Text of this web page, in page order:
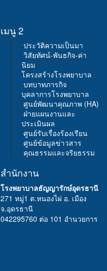
เมนู 2
ประวัติความเป็นมา
วิสัยทัศน์-พันธกิจ-ค่า
นิยม
โครงสร้างโรงพยาบาล
บทบาทภารกิจ
บุคลาการโรงพยาบาล
ศูนย์พัฒนาคุณภาพ (HA)
ฝ่ายแผนงานและ
ประเมินผล
ศูนย์รับเรื่องร้องเรียน
ศูนย์ข้อมูลข่าวสาร
คุณธรรมและจริยธรรม
สำนักงาน
โรงพยาบาลธัญญารักษ์อุดรธานี
271 หมู่1 ต.หนองไผ่ อ. เมือง
จ.อุดรธานี
042295760 ต่อ 101 อำนวยการ